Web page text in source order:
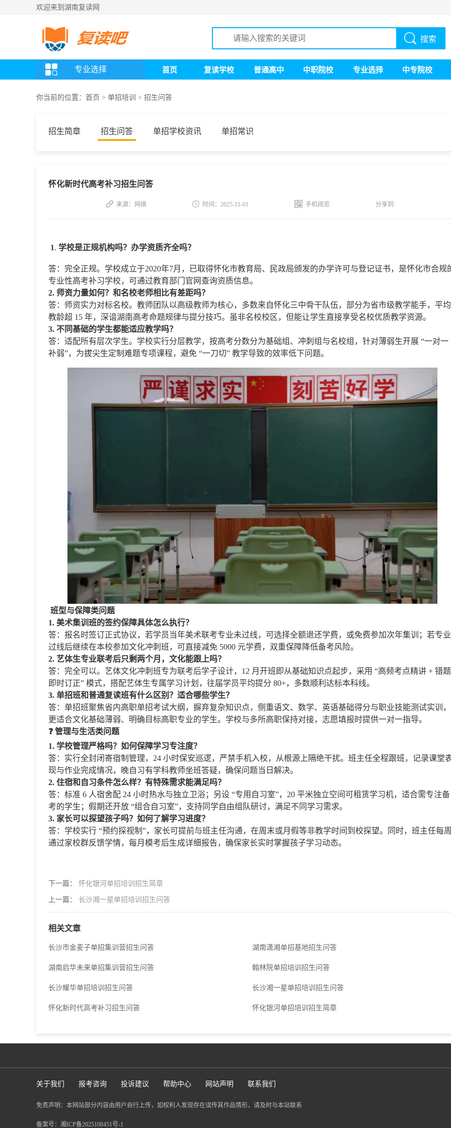
欢迎来到湖南复读网
搜索
专业选择 首页 复读学校 普通高中 中职院校 专业选择 中专院校
你当前的位置： 首页 > 单招培训 > 招生问答
招生简章 招生问答 单招学校资讯 单招常识
怀化新时代高考补习招生问答
来源：网络 时间：2025-11-01 手机阅览 分享到:
1. 学校是正规机构吗？办学资质齐全吗？
答：完全正规。学校成立于2020年7月，已取得怀化市教育局、民政局颁发的办学许可与登记证书，是怀化市合规
专业性高考补习学校，可通过教育部门官网查询资质信息。
2. 师资力量如何？和名校老师相比有差距吗？
答：师资实力对标名校。教师团队以高级教师为核心，多数来自怀化三中骨干队伍，部分为省市级教学能手，平均
教龄超 15 年，深谙湖南高考命题规律与提分技巧。虽非名校校区，但能让学生直接享受名校优质教学资源。
3. 不同基础的学生都能适应教学吗？
答：适配所有层次学生。学校实行分层教学，按高考分数分为基础组、冲刺组与名校组，针对薄弱生开展 “一对一
补弱”，为拔尖生定制难题专项课程，避免 “一刀切” 教学导致的效率低下问题。
班型与保障类问题
1. 美术集训班的签约保障具体怎么执行？
答：报名时签订正式协议，若学员当年美术联考专业未过线，可选择全额退还学费，或免费参加次年集训；若专业
过线后继续在本校参加文化冲刺班，可直接减免 5000 元学费，双重保障降低备考风险。
2. 艺体生专业联考后只剩两个月，文化能跟上吗？
答：完全可以。艺体文化冲刺班专为联考后学子设计，12 月开班即从基础知识点起步，采用 “高频考点精讲 + 错题
即时订正” 模式，搭配艺体生专属学习计划，往届学员平均提分 80+，多数顺利达标本科线。
3. 单招班和普通复读班有什么区别？适合哪些学生？
答：单招班聚焦省内高职单招考试大纲，摒弃复杂知识点，侧重语文、数学、英语基础得分与职业技能测试实训，
更适合文化基础薄弱、明确目标高职专业的学生。学校与多所高职保持对接，志愿填报时提供一对一指导。
❓ 管理与生活类问题
1. 学校管理严格吗？如何保障学习专注度？
答：实行全封闭寄宿制管理，24 小时保安巡逻，严禁手机入校，从根源上隔绝干扰。班主任全程跟班，记录课堂
现与作业完成情况，晚自习有学科教师坐班答疑，确保问题当日解决。
2. 住宿和自习条件怎么样？有特殊需求能满足吗？
答：标准 6 人宿舍配 24 小时热水与独立卫浴；另设 “专用自习室”，20 平米独立空间可租赁学习机，适合需专注备
考的学生；假期还开放 “组合自习室”，支持同学自由组队研讨，满足不同学习需求。
3. 家长可以探望孩子吗？如何了解学习进度？
答：学校实行 “预约探视制”，家长可提前与班主任沟通，在周末或月假等非教学时间到校探望。同时，班主任每
通过家校群反馈学情，每月模考后生成详细报告，确保家长实时掌握孩子学习动态。
下一篇： 怀化银河单招培训招生简章
上一篇： 长沙湘一星单招培训招生问答
相关文章
长沙市金麦子单招集训营招生问答 湖南潇湘单招基地招生问答
湖南启华未来单招集训营招生问答 翰林院单招培训招生问答
长沙耀华单招培训招生问答 长沙湘一星单招培训招生问答
怀化新时代高考补习招生问答 怀化银河单招培训招生简章
关于我们 报考咨询 投诉建议 帮助中心 网站声明 联系我们
免责声明：本网站部分内容由用户自行上传，如权利人发现存在误传其作品情形，请及时与本站联系
备案号： 湘ICP备2025108451号-1